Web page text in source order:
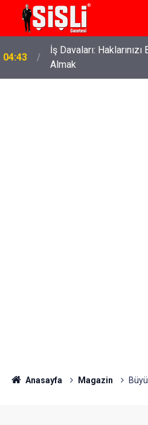
04:43
İş Davaları:
Almak
Anasayfa Magazin